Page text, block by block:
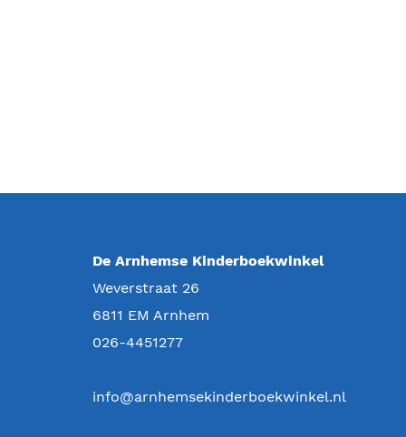
De Arnhemse Kinderboekwinkel
Weverstraat 26
6811 EM Arnhem
026-4451277
info@arnhemsekinderboekwinkel.nl